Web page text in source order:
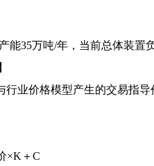
35万吨/年，当前总体装置负
业价格模型产生的交易指
×K＋C